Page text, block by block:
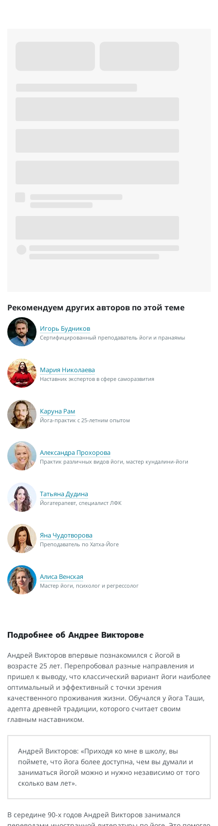
Рекомендуем других авторов по этой теме
Игорь Будников
Сертифицированный преподаватель йоги и пранаямы
Мария Николаева
Наставник экспертов в сфере саморазвития
Каруна Рам
Йога-практик с 25-летним опытом
Александра Прохорова
Практик различных видов йоги, мастер кундалини-йоги
Татьяна Дудина
Йогатерапевт, специалист ЛФК
Яна Чудотворова
Преподаватель по Хатха-Йоге
Алиса Венская
Мастер йоги, психолог и регрессолог
Подробнее об Андрее Викторове
Андрей Викторов впервые познакомился с йогой в
возрасте 25 лет. Перепробовал разные направления и
пришел к выводу, что классический вариант йоги наиболее
оптимальный и эффективный с точки зрения
качественного проживания жизни. Обучался у йога Таши,
адепта древней традиции, которого считает своим
главным наставником.
Андрей Викторов: «Приходя ко мне в школу, вы
поймете, что йога более доступна, чем вы думали и
заниматься йогой можно и нужно независимо от того
сколько вам лет».
В середине 90-х годов Андрей Викторов занимался